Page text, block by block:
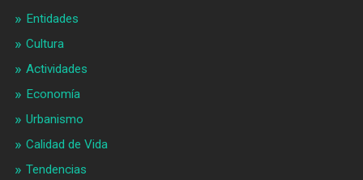
Entidades
Cultura
Actividades
Economía
Urbanismo
Calidad de Vida
Tendencias